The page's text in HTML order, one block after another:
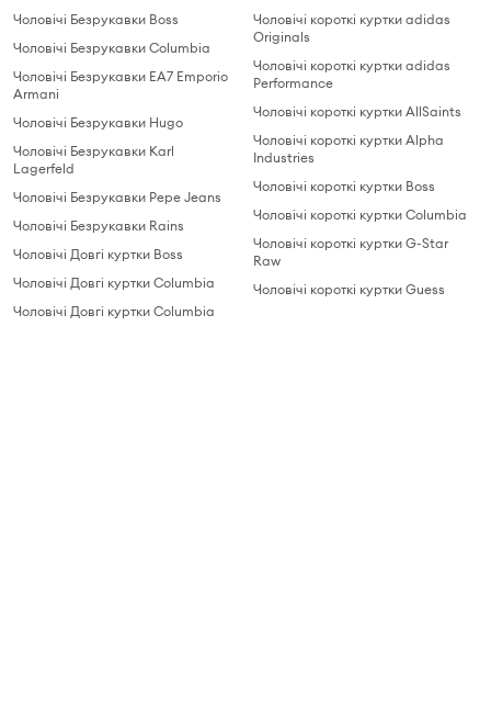
Чоловічі Безрукавки Boss
Чоловічі Безрукавки Columbia
Чоловічі Безрукавки EA7 Emporio
Armani
Чоловічі Безрукавки Hugo
Чоловічі Безрукавки Karl
Lagerfeld
Чоловічі Безрукавки Pepe Jeans
Чоловічі Безрукавки Rains
Чоловічі Довгі куртки Boss
Чоловічі Довгі куртки Columbia
Чоловічі Довгі куртки Columbia
Чоловічі короткі куртки adidas
Originals
Чоловічі короткі куртки adidas
Performance
Чоловічі короткі куртки AllSaints
Чоловічі короткі куртки Alpha
Industries
Чоловічі короткі куртки Boss
Чоловічі короткі куртки Columbia
Чоловічі короткі куртки G-Star
Raw
Чоловічі короткі куртки Guess